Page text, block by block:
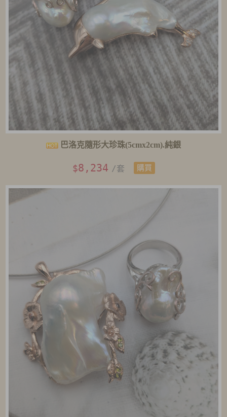
巴洛克隨形大珍珠(5cmx2cm).純銀
$8,234 /套 購買